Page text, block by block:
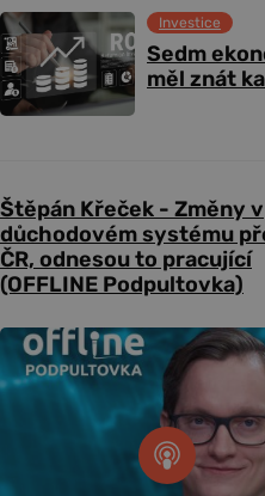
Sedm
měl znát
Investice
Štěpán Křeček - Změny v
důchodovém systému
ČR, odnesou to pracující
(OFFLINE Podpultovka)